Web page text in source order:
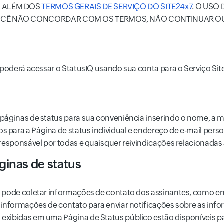
ALÉM DOSTERMOS GERAIS DE SERVIÇO DO SITE24x7. O USO
NÃO CONCORDAR COM OS TERMOS, NÃO CONTINUAR
acessar o StatusIQ usando sua conta para o Serviço
de status para sua conveniência inserindo o nome, a
para a Página de status individual e endereço de e-mail
por todas e quaisquer reivindicações
de status
coletar informações de contato dos assinantes, como
de contato para enviar notificações sobre as
em uma Página de Status público estão disponíveis